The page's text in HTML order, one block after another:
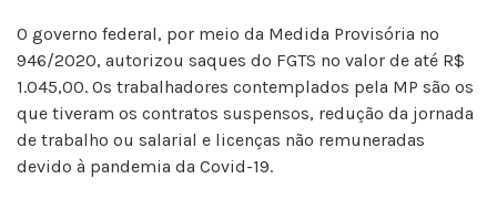
O governo federal, por meio da Medida Provisória nº
946/2020, autorizou saques do FGTS no valor de até R$
1.045,00. Os trabalhadores contemplados pela MP são os
que tiveram os contratos suspensos, redução da jornada
de trabalho ou salarial e licenças não remuneradas
devido à pandemia da Covid-19.